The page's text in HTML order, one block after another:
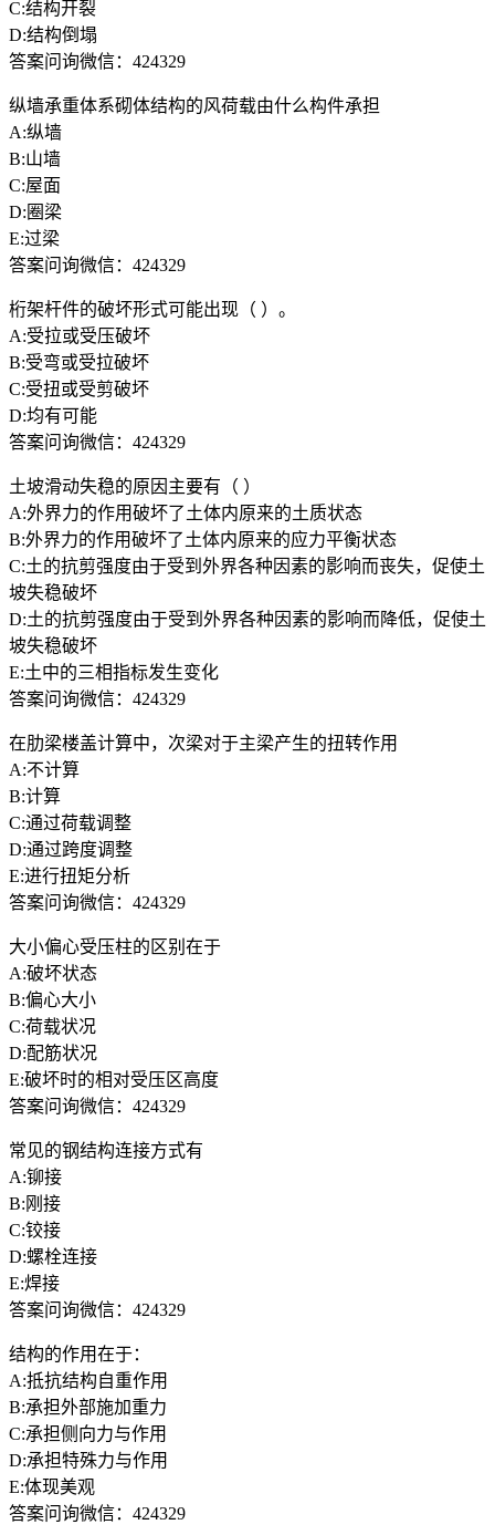
C:结构开裂
D:结构倒塌
答案问询微信：424329
纵墙承重体系砌体结构的风荷载由什么构件承担
A:纵墙
B:山墙
C:屋面
D:圈梁
E:过梁
答案问询微信：424329
桁架杆件的破坏形式可能出现（ ）。
A:受拉或受压破坏
B:受弯或受拉破坏
C:受扭或受剪破坏
D:均有可能
答案问询微信：424329
土坡滑动失稳的原因主要有（ ）
A:外界力的作用破坏了土体内原来的土质状态
B:外界力的作用破坏了土体内原来的应力平衡状态
C:土的抗剪强度由于受到外界各种因素的影响而丧失，促使土
坡失稳破坏
D:土的抗剪强度由于受到外界各种因素的影响而降低，促使土
坡失稳破坏
E:土中的三相指标发生变化
答案问询微信：424329
在肋梁楼盖计算中，次梁对于主梁产生的扭转作用
A:不计算
B:计算
C:通过荷载调整
D:通过跨度调整
E:进行扭矩分析
答案问询微信：424329
大小偏心受压柱的区别在于
A:破坏状态
B:偏心大小
C:荷载状况
D:配筋状况
E:破坏时的相对受压区高度
答案问询微信：424329
常见的钢结构连接方式有
A:铆接
B:刚接
C:铰接
D:螺栓连接
E:焊接
答案问询微信：424329
结构的作用在于：
A:抵抗结构自重作用
B:承担外部施加重力
C:承担侧向力与作用
D:承担特殊力与作用
E:体现美观
答案问询微信：424329